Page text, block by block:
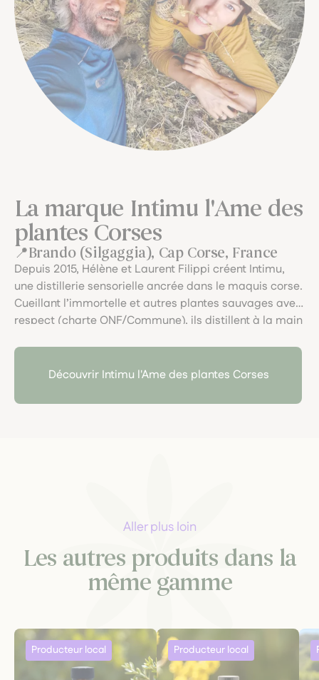
La marque Intimu l'Ame des
plantes Corses
Brando (Silgaggia), Cap Corse, France
Depuis 2015, Hélène et Laurent Filippi créent Intimu,
une distillerie sensorielle ancrée dans le maquis corse.
Cueillant l’immortelle et autres plantes sauvages avec
respect (charte ONF/Commune), ils distillent à la main
solvants, dans une démarche éthique et poétique, au
plus proche de la nature sauvage.
Découvrir Intimu l'Ame des plantes Corses
Aller plus loin
Les autres produits dans la
même gamme